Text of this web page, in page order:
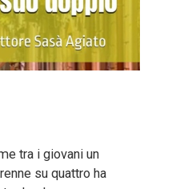
tra i giovani un
su quattro ha